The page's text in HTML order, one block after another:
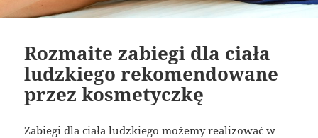
Rozmaite zabiegi dla ciała
ludzkiego rekomendowane
przez kosmetyczkę
Zabiegi dla ciała ludzkiego możemy realizować w